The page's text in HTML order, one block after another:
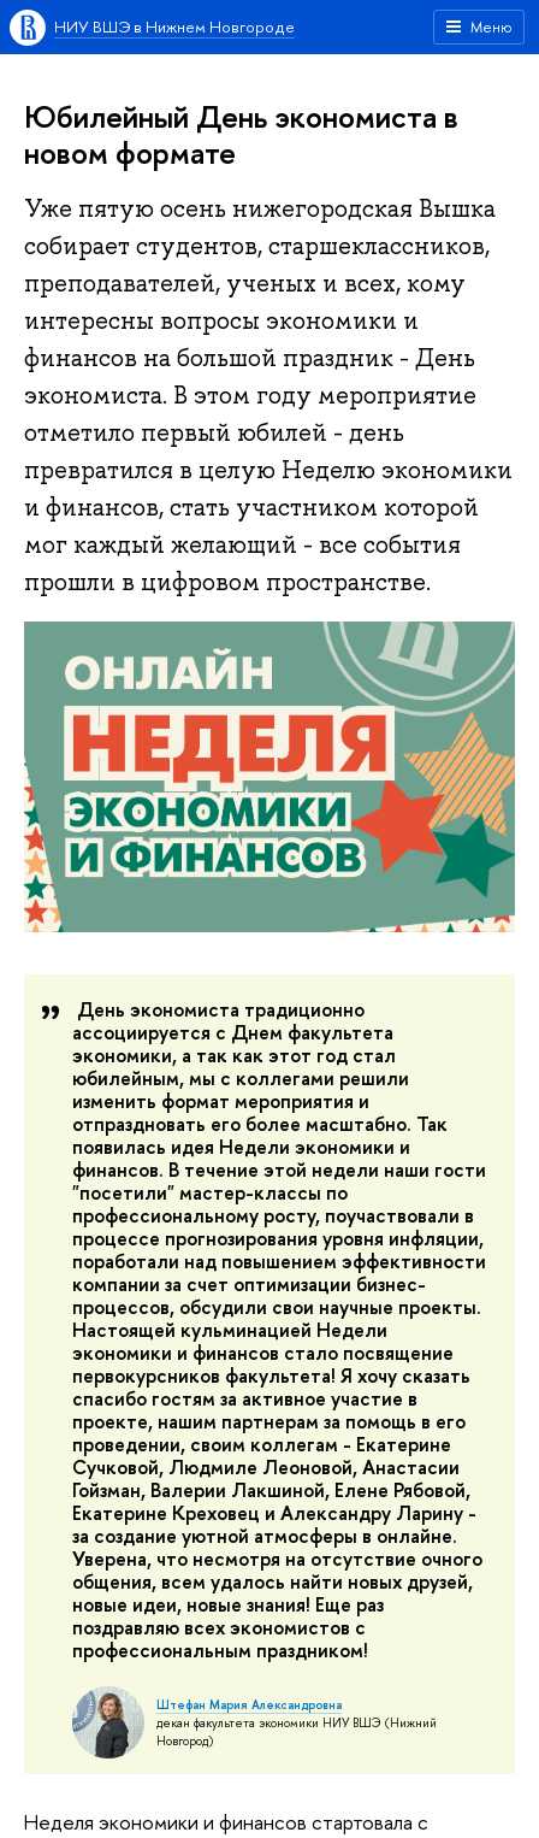
Меню
НИУ ВШЭ в Нижнем Новгороде
Юбилейный День экономиста в
новом формате
Уже пятую осень нижегородская Вышка
собирает студентов, старшеклассников,
преподавателей, ученых и всех, кому
интересны вопросы экономики и
финансов на большой праздник - День
экономиста. В этом году мероприятие
отметило первый юбилей - день
превратился в целую Неделю экономики
и финансов, стать участником которой
мог каждый желающий - все события
прошли в цифровом пространстве.
День экономиста традиционно
ассоциируется с Днем факультета
экономики, а так как этот год стал
юбилейным, мы с коллегами решили
изменить формат мероприятия и
отпраздновать его более масштабно. Так
появилась идея Недели экономики и
финансов. В течение этой недели наши гости
"посетили" мастер-классы по
профессиональному росту, поучаствовали в
процессе прогнозирования уровня инфляции,
поработали над повышением эффективности
компании за счет оптимизации бизнес-
процессов, обсудили свои научные проекты.
Настоящей кульминацией Недели
экономики и финансов стало посвящение
первокурсников факультета! Я хочу сказать
спасибо гостям за активное участие в
проекте, нашим партнерам за помощь в его
проведении, своим коллегам - Екатерине
Сучковой, Людмиле Леоновой, Анастасии
Гойзман, Валерии Лакшиной, Елене Рябовой,
Екатерине Креховец и Александру Ларину -
за создание уютной атмосферы в онлайне.
Уверена, что несмотря на отсутствие очного
общения, всем удалось найти новых друзей,
новые идеи, новые знания! Еще раз
поздравляю всех экономистов с
профессиональным праздником!
Штефан Мария Александровна
декан факультета экономики НИУ ВШЭ (Нижний
Новгород)
Неделя экономики и финансов стартовала с